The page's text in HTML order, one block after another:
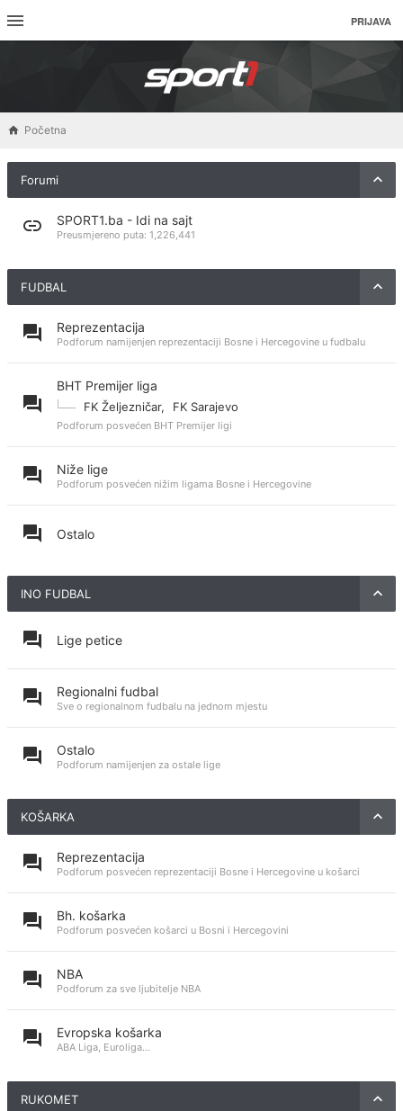
PRIJAVA
Početna
Forumi
SPORT1.ba - Idi na sajt
Preusmjereno puta: 1,226,441
FUDBAL
Reprezentacija
Podforum namijenjen reprezentaciji Bosne i Hercegovine u fudbalu
BHT Premijer liga
FK Željezničar, FK Sarajevo
Podforum posvećen BHT Premijer ligi
Niže lige
Podforum posvećen nižim ligama Bosne i Hercegovine
Ostalo
INO FUDBAL
Lige petice
Regionalni fudbal
Sve o regionalnom fudbalu na jednom mjestu
Ostalo
Podforum namijenjen za ostale lige
KOŠARKA
Reprezentacija
Podforum posvećen reprezentaciji Bosne i Hercegovine u košarci
Bh. košarka
Podforum posvećen košarci u Bosni i Hercegovini
NBA
Podforum za sve ljubitelje NBA
Evropska košarka
ABA Liga, Euroliga...
RUKOMET